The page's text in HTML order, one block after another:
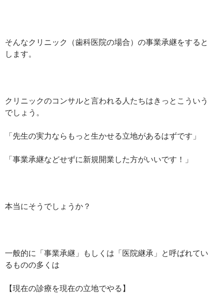
そんなクリニック（歯科医院の場合）の事業承継をすると
します。
クリニックのコンサルと言われる人たちはきっとこういう
でしょう。
「先生の実力ならもっと生かせる立地があるはずです」
「事業承継などせずに新規開業した方がいいです！」
本当にそうでしょうか？
一般的に「事業承継」もしくは「医院継承」と呼ばれてい
るものの多くは
【現在の診療を現在の立地でやる】